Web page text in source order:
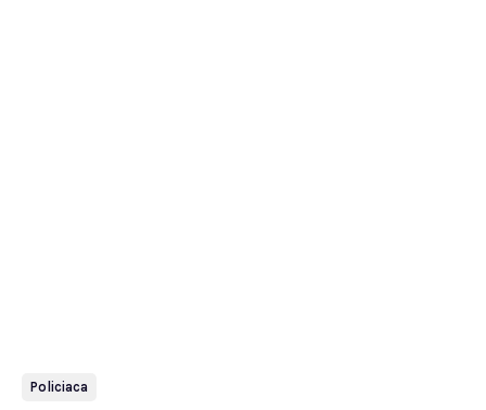
Policiaca